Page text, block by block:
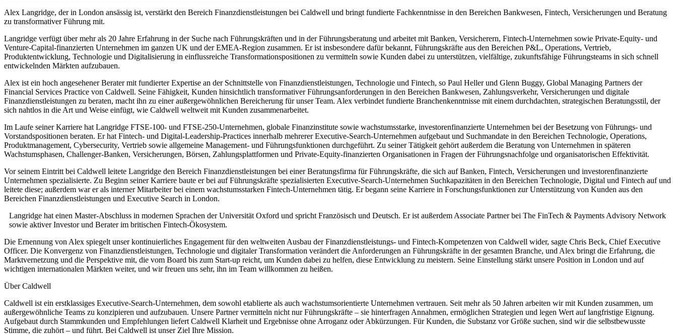
Alex Langridge, der in London ansässig ist, verstärkt den Bereich Finanzdienstleistungen bei Caldwell und bringt fundierte Fachkenntnisse in den Bereichen Bankwesen, Fintech, Versicherungen und Beratung
zu transformativer Führung mit.
Langridge verfügt über mehr als 20 Jahre Erfahrung in der Suche nach Führungskräften und in der Führungsberatung und arbeitet mit Banken, Versicherern, Fintech-Unternehmen sowie Private-Equity- und
Venture-Capital-finanzierten Unternehmen im ganzen UK und der EMEA-Region zusammen. Er ist insbesondere dafür bekannt, Führungskräfte aus den Bereichen P&L, Operations, Vertrieb,
Produktentwicklung, Technologie und Digitalisierung in einflussreiche Transformationspositionen zu vermitteln sowie Kunden dabei zu unterstützen, vielfältige, zukunftsfähige Führungsteams in sich schnell
entwickelnden Märkten aufzubauen.
Alex ist ein hoch angesehener Berater mit fundierter Expertise an der Schnittstelle von Finanzdienstleistungen, Technologie und Fintech, so Paul Heller und Glenn Buggy, Global Managing Partners der
Financial Services Practice von Caldwell. Seine Fähigkeit, Kunden hinsichtlich transformativer Führungsanforderungen in den Bereichen Bankwesen, Zahlungsverkehr, Versicherungen und digitale
Finanzdienstleistungen zu beraten, macht ihn zu einer außergewöhnlichen Bereicherung für unser Team. Alex verbindet fundierte Branchenkenntnisse mit einem durchdachten, strategischen Beratungsstil, der
sich nahtlos in die Art und Weise einfügt, wie Caldwell weltweit mit Kunden zusammenarbeitet.
Im Laufe seiner Karriere hat Langridge FTSE-100- und FTSE-250-Unternehmen, globale Finanzinstitute sowie wachstumsstarke, investorenfinanzierte Unternehmen bei der Besetzung von Führungs- und
Vorstandspositionen beraten. Er hat Fintech- und Digital-Leadership-Practices innerhalb mehrerer Executive-Search-Unternehmen aufgebaut und Suchmandate in den Bereichen Technologie, Operations,
Produktmanagement, Cybersecurity, Vertrieb sowie allgemeine Management- und Führungsfunktionen durchgeführt. Zu seiner Tätigkeit gehört außerdem die Beratung von Unternehmen in späteren
Wachstumsphasen, Challenger-Banken, Versicherungen, Börsen, Zahlungsplattformen und Private-Equity-finanzierten Organisationen in Fragen der Führungsnachfolge und organisatorischen Effektivität.
Vor seinem Eintritt bei Caldwell leitete Langridge den Bereich Finanzdienstleistungen bei einer Beratungsfirma für Führungskräfte, die sich auf Banken, Fintech, Versicherungen und investorenfinanzierte
Unternehmen spezialisierte. Zu Beginn seiner Karriere baute er bei auf Führungskräfte spezialisierten Executive-Search-Unternehmen Suchkapazitäten in den Bereichen Technologie, Digital und Fintech auf und
leitete diese; außerdem war er als interner Mitarbeiter bei einem wachstumsstarken Fintech-Unternehmen tätig. Er begann seine Karriere in Forschungsfunktionen zur Unterstützung von Kunden aus den
Bereichen Finanzdienstleistungen und Executive Search in London.
Langridge hat einen Master-Abschluss in modernen Sprachen der Universität Oxford und spricht Französisch und Deutsch. Er ist außerdem Associate Partner bei The FinTech & Payments Advisory Network
sowie aktiver Investor und Berater im britischen Fintech-Ökosystem.
Die Ernennung von Alex spiegelt unser kontinuierliches Engagement für den weltweiten Ausbau der Finanzdienstleistungs- und Fintech-Kompetenzen von Caldwell wider, sagte Chris Beck, Chief Executive
Officer. Die Konvergenz von Finanzdienstleistungen, Technologie und digitaler Transformation verändert die Anforderungen an Führungskräfte in der gesamten Branche, und Alex bringt die Erfahrung, die
Marktvernetzung und die Perspektive mit, die vom Board bis zum Start-up reicht, um Kunden dabei zu helfen, diese Entwicklung zu meistern. Seine Einstellung stärkt unsere Position in London und auf
wichtigen internationalen Märkten weiter, und wir freuen uns sehr, ihn im Team willkommen zu heißen.
Über Caldwell
Caldwell ist ein erstklassiges Executive-Search-Unternehmen, dem sowohl etablierte als auch wachstumsorientierte Unternehmen vertrauen. Seit mehr als 50 Jahren arbeiten wir mit Kunden zusammen, um
außergewöhnliche Teams zu konzipieren und aufzubauen. Unsere Partner vermitteln nicht nur Führungskräfte – sie hinterfragen Annahmen, ermöglichen Strategien und legen Wert auf langfristige Eignung.
Aufgebaut durch Stammkunden und Empfehlungen liefert Caldwell Klarheit und Ergebnisse ohne Arroganz oder Abkürzungen. Für Kunden, die Substanz vor Größe suchen, sind wir die selbstbewusste
Stimme, die zuhört – und führt. Bei Caldwell ist unser Ziel Ihre Mission.